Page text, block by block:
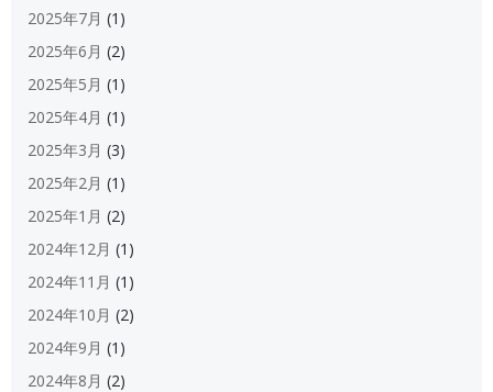
2025年7月 (1)
2025年6月 (2)
2025年5月 (1)
2025年4月 (1)
2025年3月 (3)
2025年2月 (1)
2025年1月 (2)
2024年12月 (1)
2024年11月 (1)
2024年10月 (2)
2024年9月 (1)
2024年8月 (2)